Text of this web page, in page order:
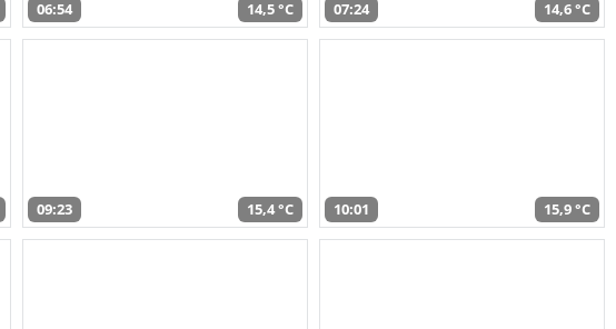
06:54 14,5 °C 07:24 14,6 °C
09:23 15,4 °C 10:01 15,9 °C